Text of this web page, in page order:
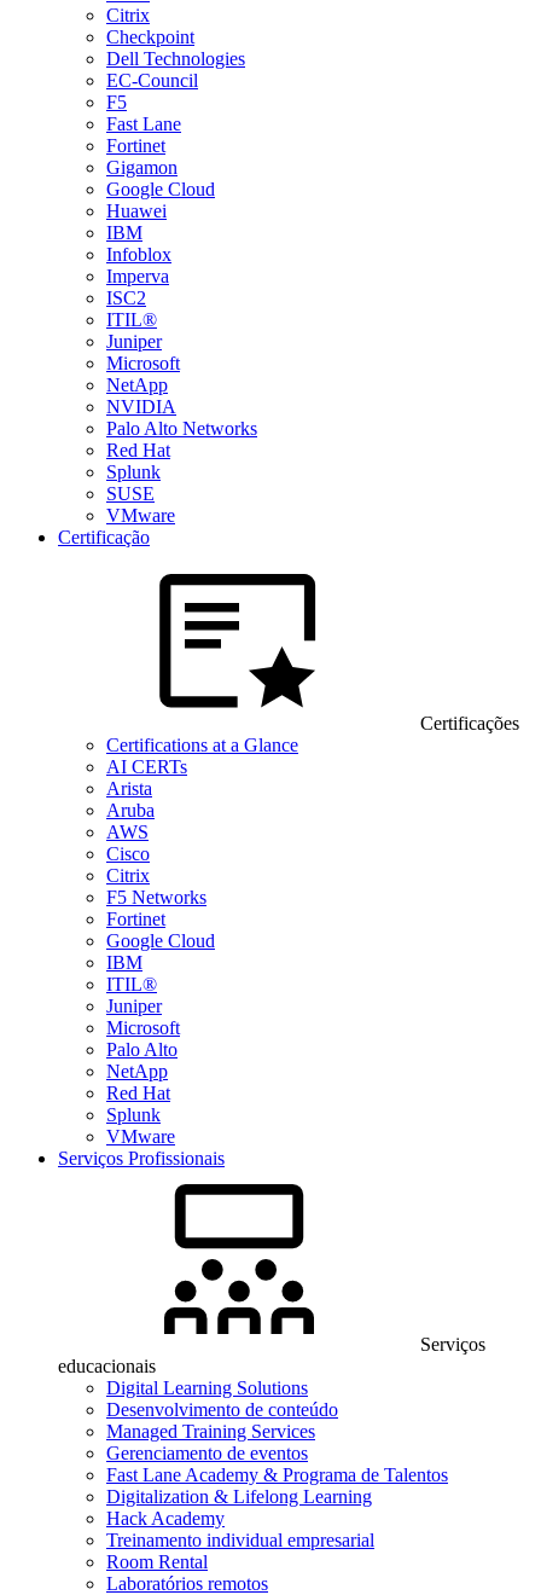
Citrix
Checkpoint
Dell Technologies
EC-Council
F5
Fast Lane
Fortinet
Gigamon
Google Cloud
Huawei
IBM
Infoblox
Imperva
ISC2
ITIL®
Juniper
Microsoft
NetApp
NVIDIA
Palo Alto Networks
Red Hat
Splunk
SUSE
VMware
Certificação
Certificações
Certifications at a Glance
AI CERTs
Arista
Aruba
AWS
Cisco
Citrix
F5 Networks
Fortinet
Google Cloud
IBM
ITIL®
Juniper
Microsoft
Palo Alto
NetApp
Red Hat
Splunk
VMware
Serviços Profissionais
Serviços
educacionais
Digital Learning Solutions
Desenvolvimento de conteúdo
Managed Training Services
Gerenciamento de eventos
Fast Lane Academy & Programa de Talentos
Digitalization & Lifelong Learning
Hack Academy
Treinamento individual empresarial
Room Rental
Laboratórios remotos